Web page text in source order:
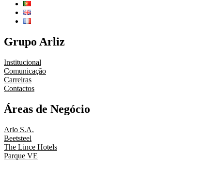
Grupo Arliz
Institucional
Comunicação
Carreiras
Contactos
Áreas de Negócio
Arlo S.A.
Beetsteel
The Lince Hotels
Parque VE